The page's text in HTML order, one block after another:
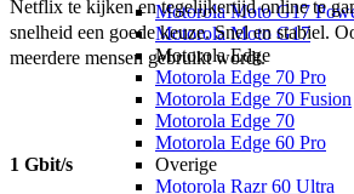
Motorola Moto G17
Motorola Moto G17
Motorola Edge
Motorola Edge 70 Pro
Motorola Edge 70 Fusion
Motorola Edge 70
Motorola Edge 60 Pro
Overige
Motorola Razr 60 Ultra
Netflix te kijken en tegelijkertijd online te
snelheid een goede keuze. Snel en stabiel.
meerdere mensen gebruikt wordt.
1 Gbit/s